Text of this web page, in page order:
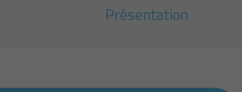
Présentation